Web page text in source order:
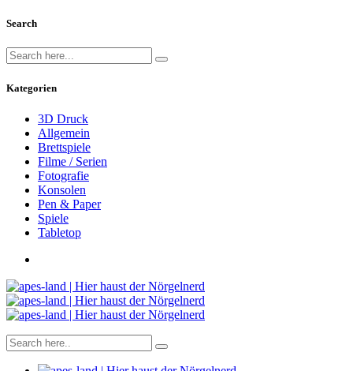
Search
Kategorien
3D Druck
Allgemein
Brettspiele
Filme / Serien
Fotografie
Konsolen
Pen & Paper
Spiele
Tabletop